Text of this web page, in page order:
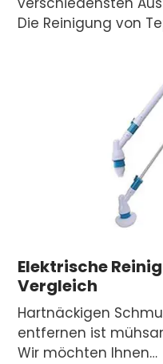
Die Reinigung von
Elektrische
Vergleich
Hartnäckigen
entfernen ist
Wir möchten Ihnen…